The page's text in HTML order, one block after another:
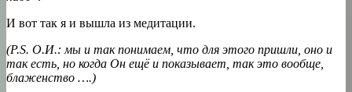
И вот так я и вышла из медитации.
(P.S. О.И.: мы и так понимаем, что для этого пришли, оно и
так есть, но когда Он ещё и показывает , так это вообще,
блаженство ….)